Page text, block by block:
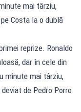
mai târziu,
Costa la o dublă
reprize. Ronaldo
dar în cele din
minute mai târziu,
de Pedro Porro